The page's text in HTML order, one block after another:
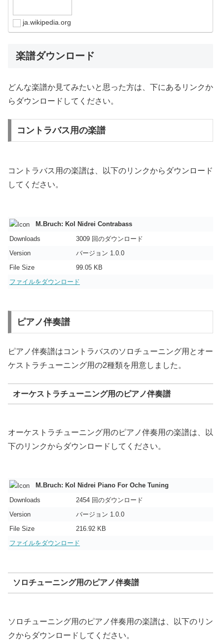
ja.wikipedia.org
楽譜ダウンロード
どんな楽譜か見てみたいと思った方は、下にあるリンクか
らダウンロードしてください。
コントラバス用の楽譜
コントラバス用の楽譜は、以下のリンクからダウンロード
してください。
M.Bruch: Kol Nidrei Contrabass
Downloads
3009 回のダウンロード
Version
バージョン 1.0.0
File Size
99.05 KB
ファイルをダウンロード
ピアノ伴奏譜
ピアノ伴奏譜はコントラバスのソロチューニング用とオー
ケストラチューニング用の2種類を用意しました。
オーケストラチューニング用のピアノ伴奏譜
オーケストラチューニング用のピアノ伴奏用の楽譜は、以
下のリンクからダウンロードしてください。
M.Bruch: Kol Nidrei Piano For Oche Tuning
Downloads
2454 回のダウンロード
Version
バージョン 1.0.0
File Size
216.92 KB
ファイルをダウンロード
ソロチューニング用のピアノ伴奏譜
ソロチューニング用のピアノ伴奏用の楽譜は、以下のリン
クからダウンロードしてください。